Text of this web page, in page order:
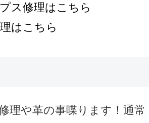
ス修理はこちら
はこちら
理や革の事喋ります！通常